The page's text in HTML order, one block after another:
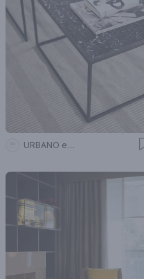
URBANO estudio